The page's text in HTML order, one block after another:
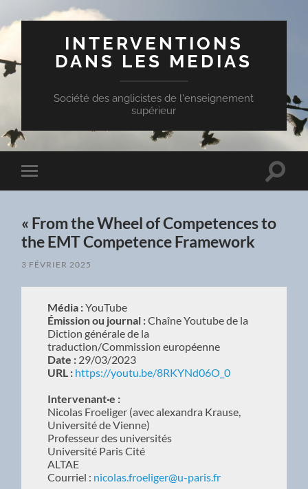
INTERVENTIONS
DANS LES MEDIAS
Société des anglicistes de l'enseignement
supérieur
Toggle
mobile
Toggle
« From the Wheel of Competences to
the EMT Competence Framework
3 FÉVRIER 2025
Média :YouTube
Émission ou journal :Chaîne Youtube de la
Diction générale de la
traduction/Commission européenne
Date : 29/03/2023
URL : https://youtu.be/8RKYNd06O_0
Intervenant·e :
Nicolas Froeliger (avec alexandra Krause,
Université de Vienne)
Professeur des universités
Université Paris Cité
ALTAE
Courriel : nicolas.froeliger@u-paris.fr